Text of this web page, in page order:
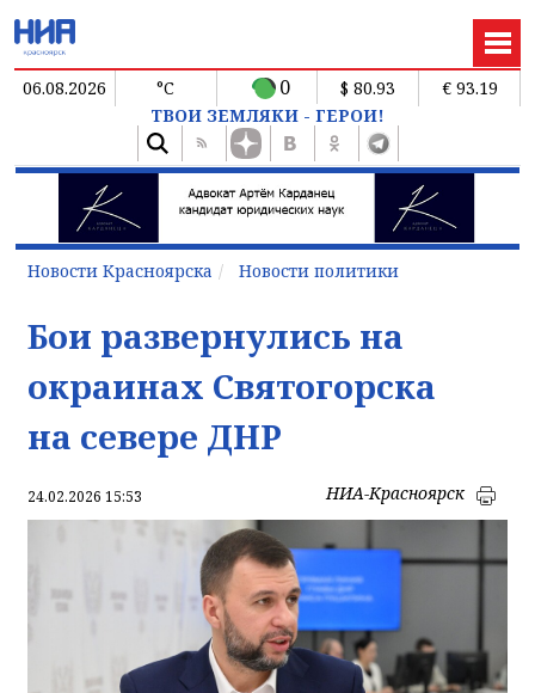
06.08.2026 °C 0 $ 80.93
€ 93.19
ТВОИ ЗЕМЛЯКИ - ГЕРОИ!
Новости Красноярска Новости политики
Бои развернулись на
окраинах Святогорска
на севере ДНР
24.02.2026 15:53 НИА-Красноярск